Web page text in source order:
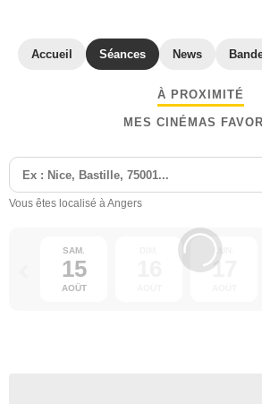
Accueil Séances News
À PROXIMITÉ
MES CINÉMAS
Vous êtes localisé à Angers
SAM.
15
AOÛT
17